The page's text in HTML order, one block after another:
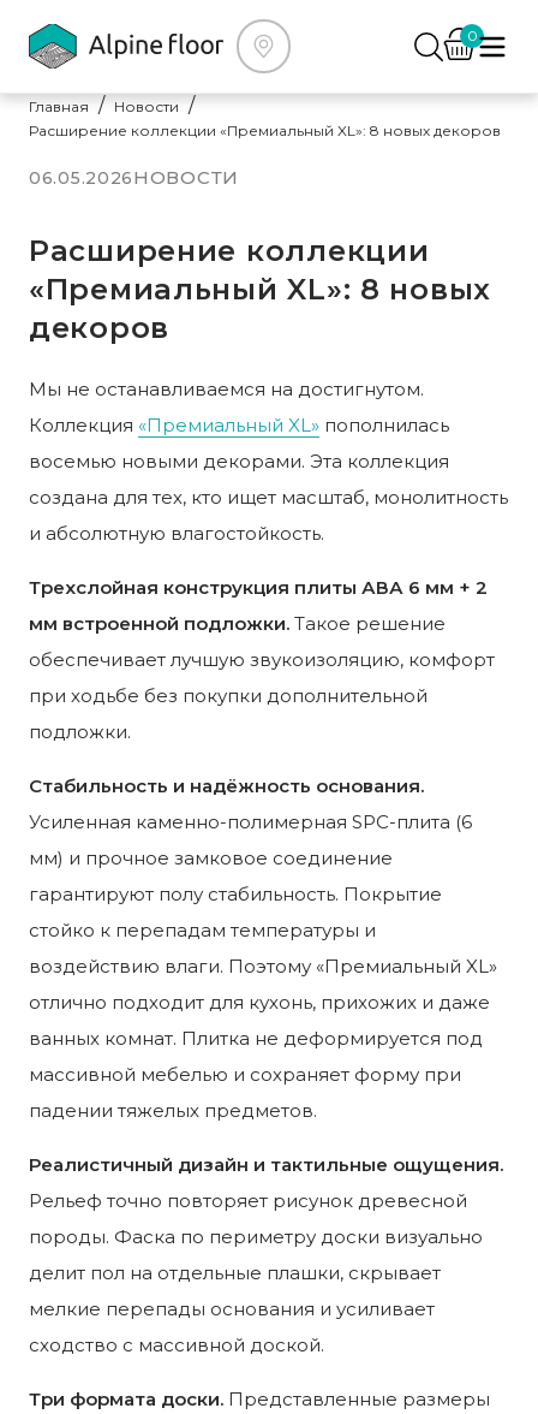
0
Главная
Новости
Расширение коллекции «Премиальный XL»: 8 новых декоров
06.05.2026НОВОСТИ
Расширение коллекции
«Премиальный XL»: 8 новых
декоров
Мы не останавливаемся на достигнутом.
Коллекция «Премиальный XL» пополнилась
восемью новыми декорами. Эта коллекция
создана для тех, кто ищет масштаб, монолитность
и абсолютную влагостойкость.
Трехслойная конструкция плиты АВА 6 мм + 2
мм встроенной подложки. Такое решение
обеспечивает лучшую звукоизоляцию, комфорт
при ходьбе без покупки дополнительной
подложки.
Стабильность и надёжность основания.
Усиленная каменно-полимерная SPC-плита (6
мм) и прочное замковое соединение
гарантируют полу стабильность. Покрытие
стойко к перепадам температуры и
воздействию влаги. Поэтому «Премиальный XL»
отлично подходит для кухонь, прихожих и даже
ванных комнат. Плитка не деформируется под
массивной мебелью и сохраняет форму при
падении тяжелых предметов.
Реалистичный дизайн и тактильные ощущения.
Рельеф точно повторяет рисунок древесной
породы. Фаска по периметру доски визуально
делит пол на отдельные плашки, скрывает
мелкие перепады основания и усиливает
сходство с массивной доской.
Три формата доски. Представленные размеры